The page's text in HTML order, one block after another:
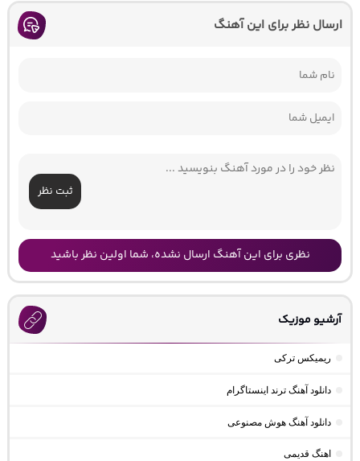
ارسال نظر برای این آهنگ
ثبت نظر
نظری برای این آهنگ ارسال نشده، شما اولین نظر باشید
آرشیو موزیک
ریمیکس ترکی
دانلود آهنگ ترند اینستاگرام
دانلود آهنگ هوش مصنوعی
اهنگ قدیمی